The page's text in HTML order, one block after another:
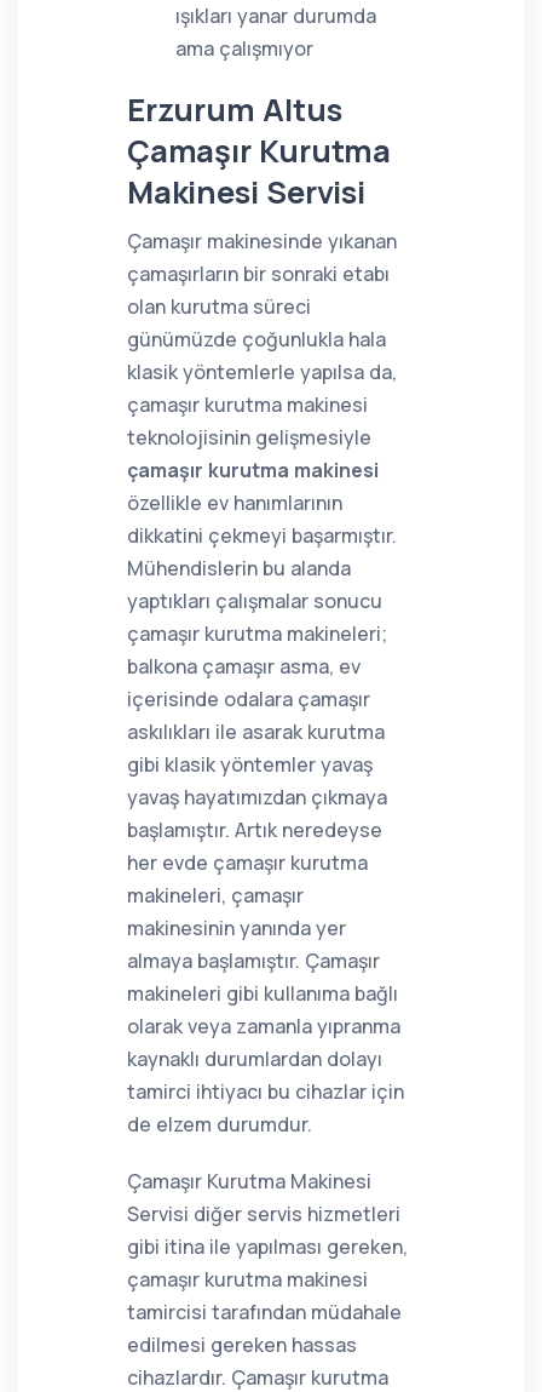
ışıkları yanar durumda
ama çalışmıyor
Erzurum Altus
Çamaşır Kurutma
Makinesi Servisi
Çamaşır makinesinde yıkanan
çamaşırların bir sonraki etabı
olan kurutma süreci
günümüzde çoğunlukla hala
klasik yöntemlerle yapılsa da,
çamaşır kurutma makinesi
teknolojisinin gelişmesiyle
çamaşır kurutma makinesi
özellikle ev hanımlarının
dikkatini çekmeyi başarmıştır.
Mühendislerin bu alanda
yaptıkları çalışmalar sonucu
çamaşır kurutma makineleri;
balkona çamaşır asma, ev
içerisinde odalara çamaşır
askılıkları ile asarak kurutma
gibi klasik yöntemler yavaş
yavaş hayatımızdan çıkmaya
başlamıştır. Artık neredeyse
her evde çamaşır kurutma
makineleri, çamaşır
makinesinin yanında yer
almaya başlamıştır. Çamaşır
makineleri gibi kullanıma bağlı
olarak veya zamanla yıpranma
kaynaklı durumlardan dolayı
tamirci ihtiyacı bu cihazlar için
de elzem durumdur.
Çamaşır Kurutma Makinesi
Servisi diğer servis hizmetleri
gibi itina ile yapılması gereken,
çamaşır kurutma makinesi
tamircisi tarafından müdahale
edilmesi gereken hassas
cihazlardır. Çamaşır kurutma